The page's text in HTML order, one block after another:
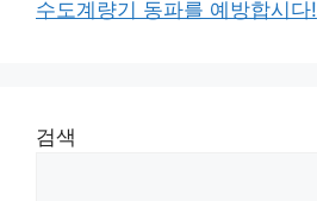
수도계량기 동파를 예방합시다!
검색